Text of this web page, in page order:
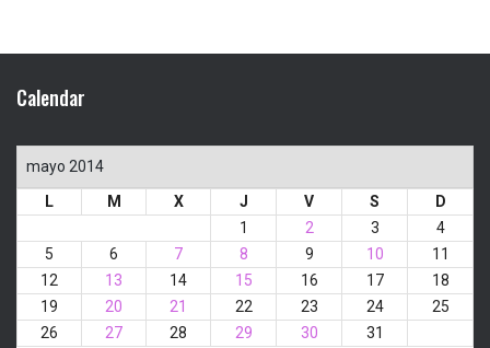
Calendar
mayo 2014
L
M X J V S
D
1
2 3
4
5
6 7 8 9 10
11
12
13 14 15 16 17
18
19
20 21 22 23 24
25
26
27 28 29 30
31